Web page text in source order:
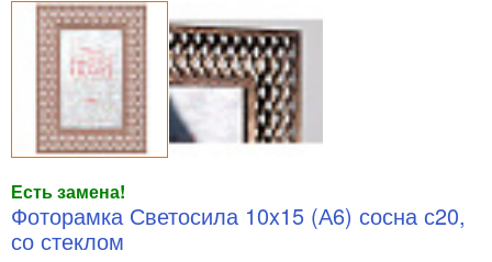
Есть замена!
Фоторамка Светосила 10x15 (А6) сосна с20,
со стеклом